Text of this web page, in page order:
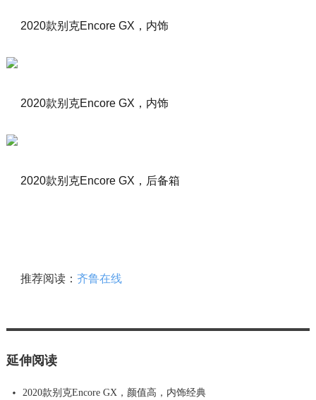
2020款别克Encore GX，内饰
2020款别克Encore GX，内饰
2020款别克Encore GX，后备箱
推荐阅读： 齐鲁在线
延伸阅读
2020款别克Encore GX，颜值高，内饰经典